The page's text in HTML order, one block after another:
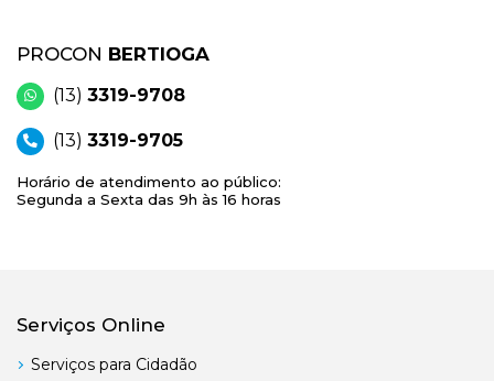
PROCON BERTIOGA
(13) 3319-9708
(13) 3319-9705
Horário de atendimento ao público:
Segunda a Sexta das 9h às 16 horas
Serviços Online
Serviços para Cidadão